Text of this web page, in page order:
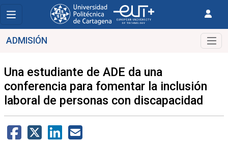
ADMISIÓN
Una estudiante de ADE da una
conferencia para fomentar la inclusión
laboral de personas con discapacidad